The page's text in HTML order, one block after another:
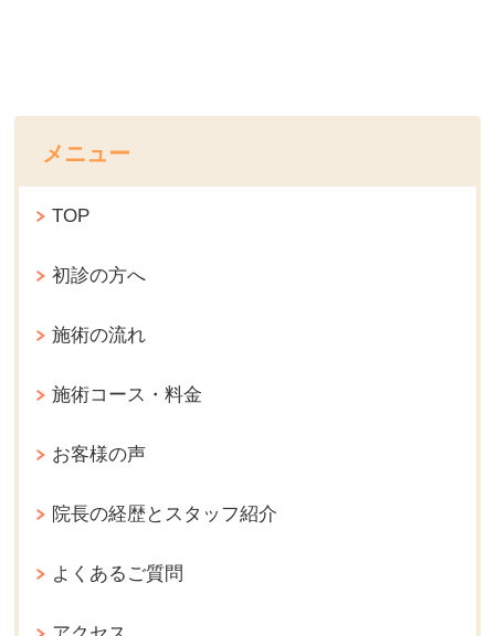
メニュー
TOP
初診の方へ
施術の流れ
施術コース・料金
お客様の声
院長の経歴とスタッフ紹介
よくあるご質問